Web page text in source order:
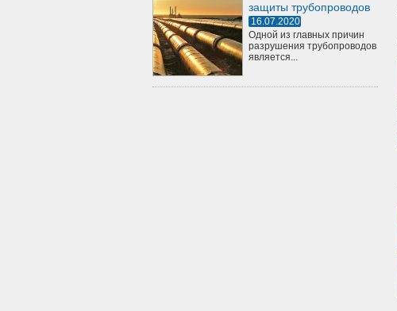
защиты трубопроводов
16.07.2020
Одной из главных причин
разрушения трубопроводов
является...